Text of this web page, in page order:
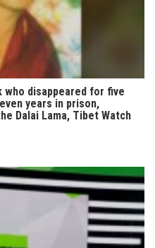
who disappeared for five
years in prison,
Dalai Lama, Tibet Watch